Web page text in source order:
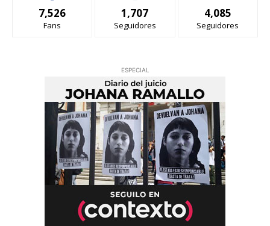
7,526
Fans
1,707
Seguidores
4,085
Seguidores
ESPECIAL